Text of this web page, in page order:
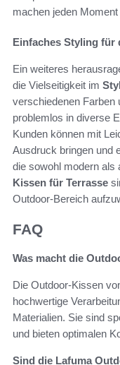
machen jeden
Einfaches Styling für
Ein weiteres
die Vielseitigkeit im
verschiedenen Farben
problemlos in diverse
Kunden können mit
Ausdruck bringen und
die sowohl modern als
Kissen für Terrasse
Outdoor-Bereich
FAQ
Was macht die
Die Outdoor-Kissen
hochwertige
Materialien. Sie sind
und bieten optimalen
Sind die Lafuma